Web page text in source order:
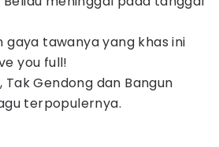
gaya tawanya yang khas ini
you full!
Tak Gendong dan Bangun
terpopulernya.